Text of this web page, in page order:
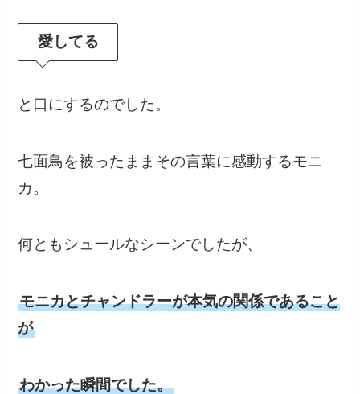
愛してる
と口にするのでした。
七面鳥を被ったままその言葉に感動するモニ
カ。
何ともシュールなシーンでしたが、
モニカとチャンドラーが本気の関係であること
が
わかった瞬間でした。